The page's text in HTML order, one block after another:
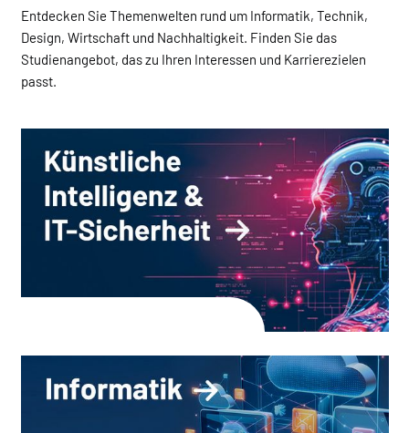
Entdecken Sie Themenwelten rund um Informatik, Technik,
Design, Wirtschaft und Nachhaltigkeit. Finden Sie das
Studienangebot, das zu Ihren Interessen und Karrierezielen
passt.